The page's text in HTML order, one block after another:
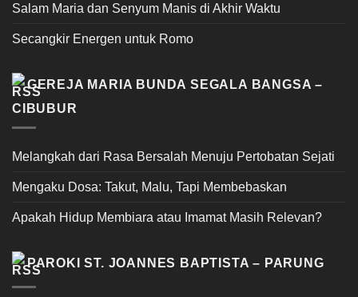
Salam Maria dan Senyum Manis di Akhir Waktu
Secangkir Energen untuk Romo
GEREJA MARIA BUNDA SEGALA BANGSA –
CIBUBUR
Melangkah dari Rasa Bersalah Menuju Pertobatan Sejati
Mengaku Dosa: Takut, Malu, Tapi Membebaskan
Apakah Hidup Membiara atau Imamat Masih Relevan?
PAROKI ST. JOANNES BAPTISTA – PARUNG